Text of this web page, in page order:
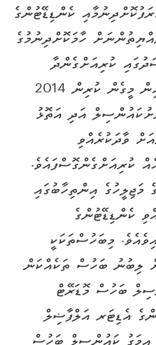
ކެންޑިޑޭޓުންގެ
ހާމަކޮށްދިނުމުގެ
ކުރިއަށްގެންދާ
ބަހުސް އެކެވެ. އިމަގު ޖަމިއްޔާއިން މީގެން ކުރިން 2014
އަދި އަތޮޅު
ވާދަކުރެއްވި
ކުރިއަށްގެންގޮސްފައެވެ.
އިންތިހާބުގައި
ކެންޑިޑޭޓުންގެ
މިބަހުސްތަކަކީ
ލިބުނު ބަހުސް ތަކެއްކަން
ބަހުސް މޮޑަރޭޓް
އެޑިޓަރ އަލްފާޟިލް